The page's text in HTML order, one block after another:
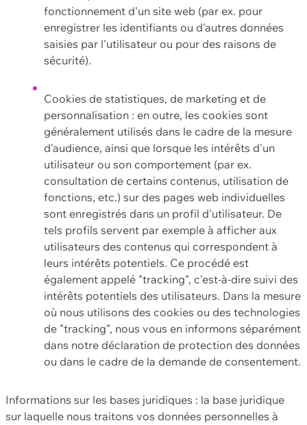
fonctionnement d'un site web (par ex. pour
enregistrer les identifiants ou d'autres données
saisies par l'utilisateur ou pour des raisons de
sécurité).
Cookies de statistiques, de marketing et de
personnalisation : en outre, les cookies sont
généralement utilisés dans le cadre de la mesure
d'audience, ainsi que lorsque les intérêts d'un
utilisateur ou son comportement (par ex.
consultation de certains contenus, utilisation de
fonctions, etc.) sur des pages web individuelles
sont enregistrés dans un profil d'utilisateur. De
tels profils servent par exemple à afficher aux
utilisateurs des contenus qui correspondent à
leurs intérêts potentiels. Ce procédé est
également appelé "tracking", c'est-à-dire suivi des
intérêts potentiels des utilisateurs. Dans la mesure
où nous utilisons des cookies ou des technologies
de "tracking", nous vous en informons séparément
dans notre déclaration de protection des données
ou dans le cadre de la demande de consentement.
Informations sur les bases juridiques : la base juridique
sur laquelle nous traitons vos données personnelles à